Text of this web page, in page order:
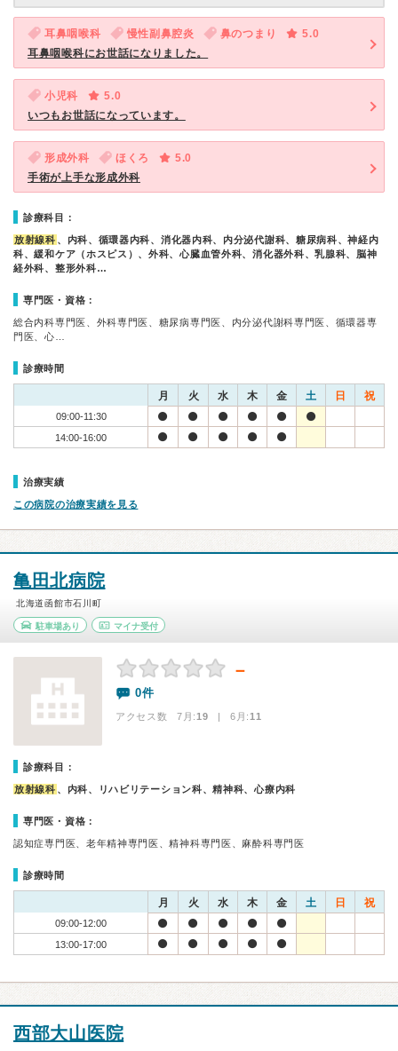
耳鼻咽喉科 慢性副鼻腔炎 鼻のつまり
5.0
耳鼻咽喉科にお世話になりました。
小児科
5.0
いつもお世話になっています。
形成外科 ほくろ
5.0
手術が上手な形成外科
診療科目：
放射線科 、内科、循環器内科、消化器内科、内分泌代謝科、糖尿病科、神経内
科、緩和ケア（ホスピス）、外科、心臓血管外科、消化器外科、乳腺科、脳神
経外科、整形外科…
専門医・資格：
総合内科専門医、外科専門医、糖尿病専門医、内分泌代謝科専門医、循環器専
門医、心…
診療時間
月 火 水 木 金 土 日 祝
09:00-11:30
14:00-16:00
治療実績
この病院の治療実績を見る
亀田北病院
北海道函館市石川町
駐車場あり マイナ受付
－
0件
アクセス数 7月:19 | 6月:11
診療科目：
放射線科 、内科、リハビリテーション科、精神科、心療内科
専門医・資格：
認知症専門医、老年精神専門医、精神科専門医、麻酔科専門医
診療時間
月 火 水 木 金 土 日 祝
09:00-12:00
13:00-17:00
西部大山医院